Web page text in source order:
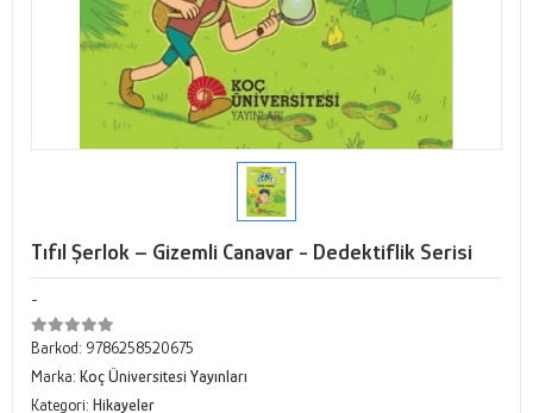
Tıfıl Şerlok – Gizemli Canavar - Dedektiflik Serisi
-
Barkod: 9786258520675
Marka: Koç Üniversitesi Yayınları
Kategori: Hikayeler